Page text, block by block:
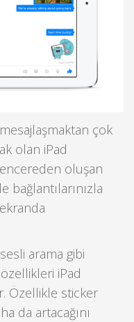
çok
olan iPad
oluşan
bağlantılarınızla
arama gibi
iPad
Özellikle sticker
da artacağını